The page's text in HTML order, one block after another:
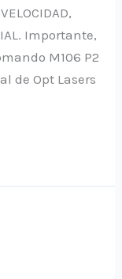
Importante,
M106 P2
de Opt Lasers